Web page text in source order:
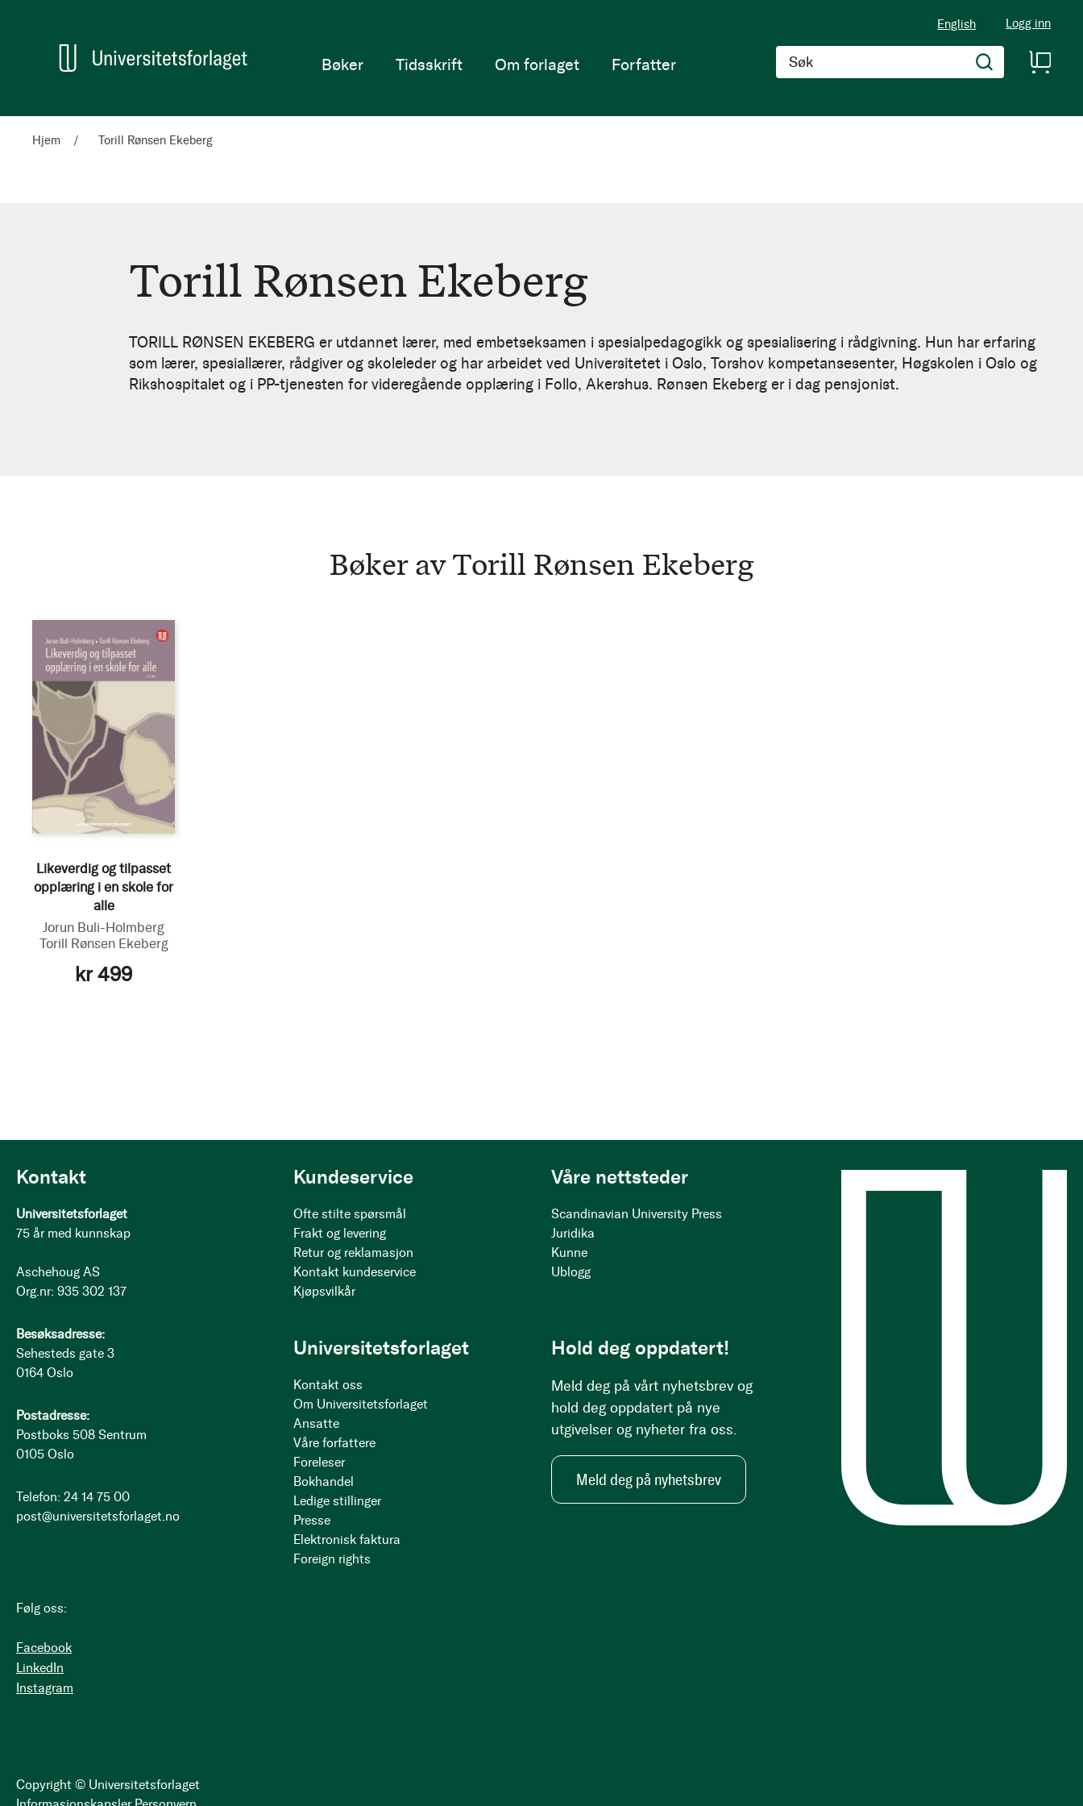
English Logg inn
Søk
Hjem
Bøker Tidsskrift Om forlaget Forfatter
Hjem Torill Rønsen Ekeberg
Torill
Rønsen
Ekeberg
Torill Rønsen Ekeberg
TORILL RØNSEN EKEBERG er utdannet lærer, med embetseksamen i spesialpedagogikk og spesialisering i rådgivning. Hun har erfaring
som lærer, spesiallærer, rådgiver og skoleleder og har arbeidet ved Universitetet i Oslo, Torshov kompetansesenter, Høgskolen i Oslo og
Rikshospitalet og i PP-tjenesten for videregående opplæring i Follo, Akershus. Rønsen Ekeberg er i dag pensjonist.
Bøker av Torill Rønsen Ekeberg
Likeverdig og tilpasset
opplæring i en skole for
alle
Jorun Buli-Holmberg
Torill Rønsen Ekeberg
kr 499
Kontakt
Universitetsforlaget
75 år med kunnskap
Aschehoug AS
Org.nr: 935 302 137
Besøksadresse:
Sehesteds gate 3
0164 Oslo
Postadresse:
Postboks 508 Sentrum
0105 Oslo
Telefon: 24 14 75 00
post@universitetsforlaget.no
Følg oss:
Facebook
LinkedIn
Instagram
Copyright © Universitetsforlaget
Kundeservice
Ofte stilte spørsmål
Frakt og levering
Retur og reklamasjon
Kontakt kundeservice
Kjøpsvilkår
Våre nettsteder
Scandinavian University Press
Juridika
Kunne
Ublogg
Universitetsforlaget
Kontakt oss
Om Universitetsforlaget
Ansatte
Våre forfattere
Foreleser
Bokhandel
Ledige stillinger
Presse
Elektronisk faktura
Foreign rights
Hold deg oppdatert!
Meld deg på vårt nyhetsbrev og
hold deg oppdatert på nye
utgivelser og nyheter fra oss.
Meld deg på nyhetsbrev